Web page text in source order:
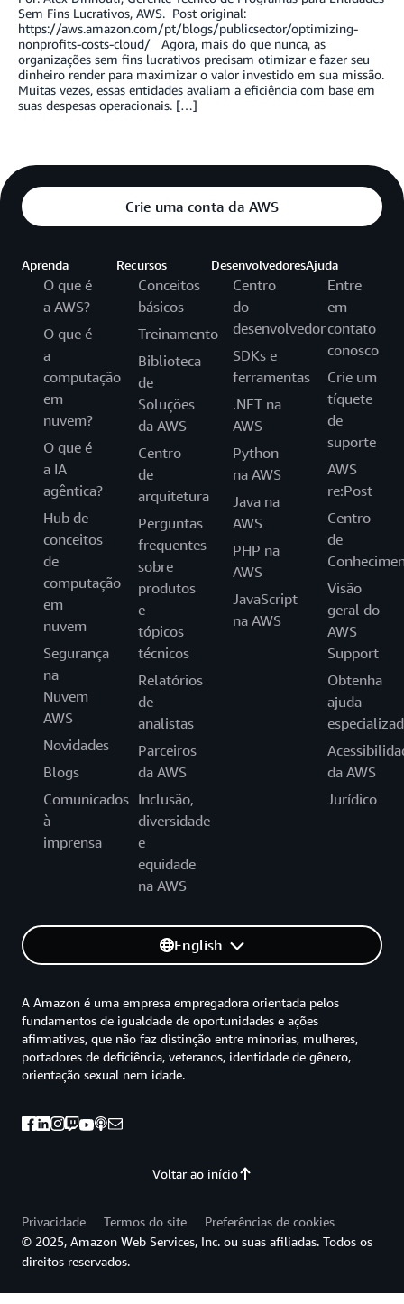
Sem Fins Lucrativos, AWS. Post original:
https://aws.amazon.com/pt/blogs/publicsector/optimizing-
nonprofits-costs-cloud/ Agora, mais do que nunca, as
organizações sem fins lucrativos precisam otimizar e fazer seu
dinheiro render para maximizar o valor investido em sua missão.
Muitas vezes, essas entidades avaliam a eficiência com base em
suas despesas operacionais. […]
Crie uma conta da AWS
Aprenda
O que é
a AWS?
O que é
a
computação
em
nuvem?
O que é
a IA
agêntica?
Hub de
conceitos
de
computação
em
nuvem
Segurança
na
Nuvem
AWS
Novidades
Blogs
Comunicados
à
imprensa
Recursos
Conceitos
básicos
Treinamento
Biblioteca
de
Soluções
da AWS
Centro
de
arquitetura
Perguntas
frequentes
sobre
produtos
e
tópicos
técnicos
Relatórios
de
analistas
Parceiros
da AWS
Inclusão,
diversidade
e
equidade
na AWS
Desenvolvedores
Centro
do
desenvolvedor
SDKs e
ferramentas
.NET na
AWS
Python
na AWS
Java na
AWS
PHP na
AWS
JavaScript
na AWS
Ajuda
Entre
em
contato
conosco
Crie um
tíquete
de
suporte
AWS
re:Post
Centro
de
Visão
geral do
AWS
Support
Obtenha
ajuda
da AWS
Jurídico
English
Voltar ao início
A Amazon é uma empresa empregadora orientada pelos
fundamentos de igualdade de oportunidades e ações
afirmativas, que não faz distinção entre minorias, mulheres,
portadores de deficiência, veteranos, identidade de gênero,
orientação sexual nem idade.
Privacidade Termos do site
Preferências de cookies
© 2025, Amazon Web Services, Inc. ou suas afiliadas. Todos os
direitos reservados.